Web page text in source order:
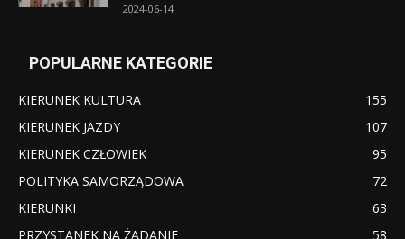
2024-06-14
POPULARNE KATEGORIE
KIERUNEK KULTURA
155
KIERUNEK JAZDY
107
KIERUNEK CZŁOWIEK
95
POLITYKA SAMORZĄDOWA
72
KIERUNKI
63
PRZYSTANEK NA ŻĄDANIE
58